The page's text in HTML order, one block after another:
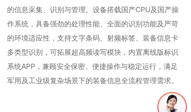
的信息采集、识别与管理。设备搭载国产CPU及国产操
作系统，具备强劲的处理性能、全面的识别功能及严苛
的环境适应性，支持文字条码、射频标签、装备信息卡
多类型识别，可拓展超高频读写模块，内置离线版标识
系统APP，兼顾安全保密、便捷操作与稳定运行，满足
军用及工业级复杂场景下的装备信息全流程管理需求。